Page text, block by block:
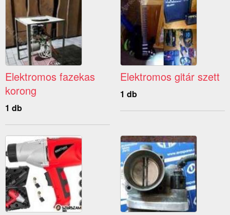
Elektromos fazekas
korong
1 db
Elektromos gitár szett
1 db